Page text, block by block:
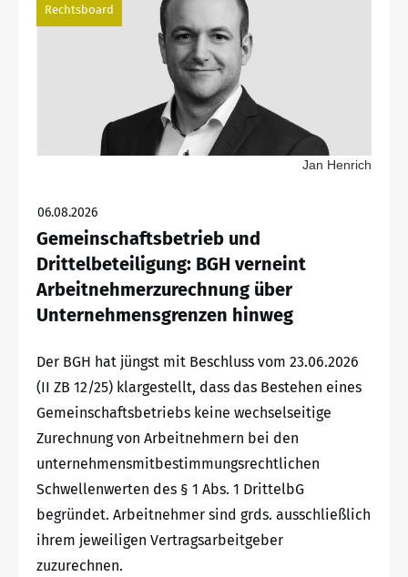
Rechtsboard
Jan Henrich
06.08.2026
Gemeinschaftsbetrieb und
Drittelbeteiligung: BGH verneint
Arbeitnehmerzurechnung über
Unternehmensgrenzen hinweg
Der BGH hat jüngst mit Beschluss vom 23.06.2026
(II ZB 12/25) klargestellt, dass das Bestehen eines
Gemeinschaftsbetriebs keine wechselseitige
Zurechnung von Arbeitnehmern bei den
unternehmensmitbestimmungsrechtlichen
Schwellenwerten des § 1 Abs. 1 DrittelbG
begründet. Arbeitnehmer sind grds. ausschließlich
ihrem jeweiligen Vertragsarbeitgeber
zuzurechnen.